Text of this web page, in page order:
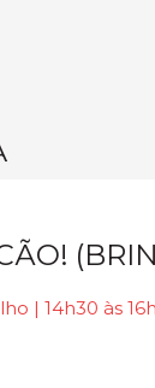
| 14h30 às